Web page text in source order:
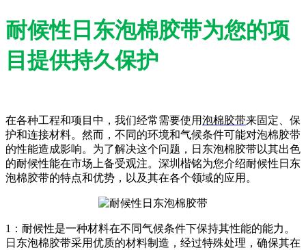
耐候性日东泡棉胶带为您的项
目提供持久保护
在各种工程和项目中，我们经常需要使用泡棉胶带来固定、保
护和连接材料。然而，不同的环境和气候条件可能对泡棉胶带
的性能造成影响。为了解决这个问题，日东泡棉胶带以其出色
的耐候性能在市场上备受观注。深圳楷铭为您介绍耐候性日东
泡棉胶带的特点和优势，以及其在各个领域的应用。
1：耐候性是一种材料在不同气候条件下保持其性能的能力。
日东泡棉胶带采用优质的材料制造，经过特殊处理，确保其在